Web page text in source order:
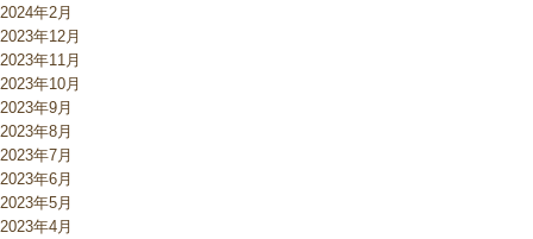
2024年2月
2023年12月
2023年11月
2023年10月
2023年9月
2023年8月
2023年7月
2023年6月
2023年5月
2023年4月